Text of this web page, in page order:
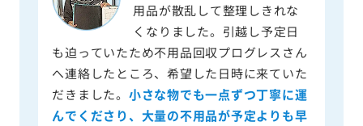
用品が散乱して整理しきれな
くなりました。引越し予定日
も迫っていたため不用品回収プログレスさん
へ連絡したところ、希望した日時に来ていた
だきました。 小さな物でも一点ずつ丁寧に運
んでくださり、大量の不用品が予定よりも早